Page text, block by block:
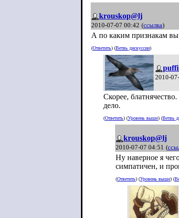
krouskop@lj
2010-07-07 00:42 (ссылка)
А по каким признакам
(Ответить) (Ветвь дискуссии)
2010-
Скорее,
дело.
(Ответить) (Уровень выше) (Ветвь
krouskop@lj
2010-07-07 04:51 (
Ну наверное я
симпатичен, и
(Ответить) (Уровень выше) (